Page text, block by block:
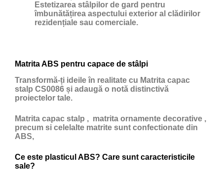
Estetizarea stâlpilor de gard pentru
îmbunătățirea aspectului exterior al clădirilor
rezidențiale sau comerciale.
Matrita ABS pentru capace de stâlpi
Transformă-ți ideile în realitate cu Matrita capac
stalp CS0086 și adaugă o notă distinctivă
proiectelor tale.
Matrita capac stalp , matrita ornamente decorative ,
precum si celelalte matrite sunt confectionate din
ABS,
Ce este plasticul ABS? Care sunt caracteristicile
sale?